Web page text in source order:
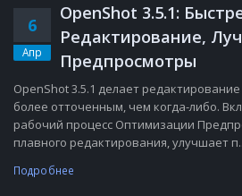
6
Апр
OpenShot 3.5.1:
Редактирование,
Предпросмотры
OpenShot 3.5.1 делает
более отточенным, чем когда-либо.
рабочий процесс Оптимизации
плавного редактирования, улучшает
Подробнее